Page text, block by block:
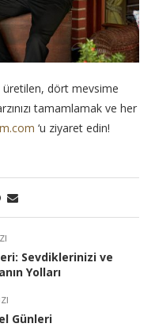
üretilen, dört mevsime
tamamlamak ve her
‘u ziyaret edin!
Sevdiklerinizi ve
Yolları
Günleri